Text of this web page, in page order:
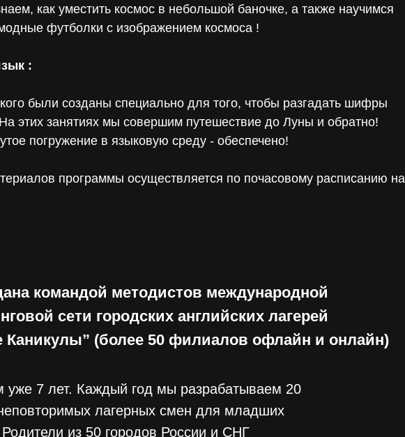
как уместить космос в небольшой баночке, а также научимся
футболки с изображением космоса !
:
были созданы специально для того, чтобы разгадать шифры
этих занятиях мы совершим путешествие до Луны и обратно!
погружение в языковую среду - обеспечено!
программы осуществляется по почасовому расписанию на
командой методистов международной
сети городских английских лагерей
Каникулы” (более 50 филиалов офлайн и онлайн)
уже 7 лет. Каждый год мы разрабатываем 20
лагерных смен для младших
из 50 городов России и СНГ